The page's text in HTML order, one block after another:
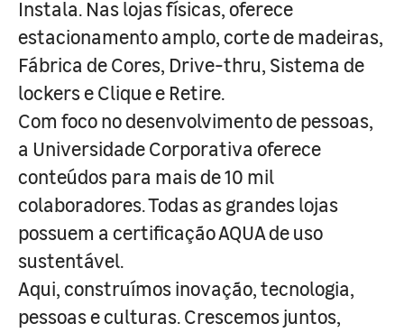
Instala. Nas lojas físicas, oferece
estacionamento amplo, corte de madeiras,
Fábrica de Cores, Drive-thru, Sistema de
lockers e Clique e Retire.
Com foco no desenvolvimento de pessoas,
a Universidade Corporativa oferece
conteúdos para mais de 10 mil
colaboradores. Todas as grandes lojas
possuem a certificação AQUA de uso
sustentável.
Aqui, construímos inovação, tecnologia,
pessoas e culturas. Crescemos juntos,